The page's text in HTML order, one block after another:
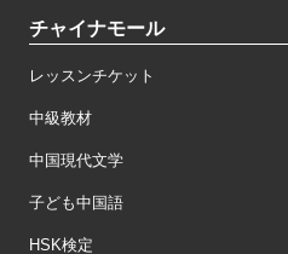
チャイナモール
レッスンチケット
中級教材
中国現代文学
子ども中国語
HSK検定